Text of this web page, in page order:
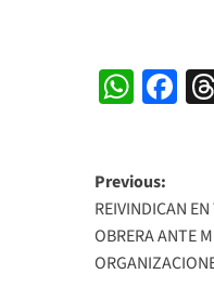
Post
Previous:
REIVINDICAN
OBRERA ANTE